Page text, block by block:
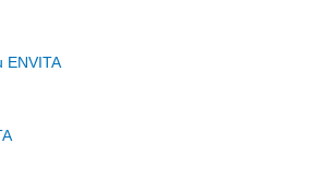
ENVITA